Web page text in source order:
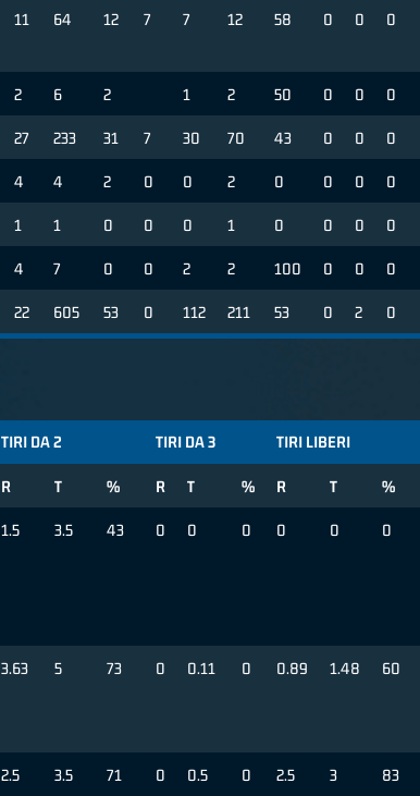
11 64 12 7 7 12 58 0 0 0
2 6 2 1 2 50 0 0 0
27 233 31 7 30 70 43 0 0 0
4 4 2 0 0 2 0 0 0 0
1 1 0 0 0 1 0 0 0 0
4 7 0 0 2 2 100 0 0 0
22 605 53 0 112 211 53 0 2 0
TIRI DA 2 TIRI DA 3 TIRI LIBERI
R T % R T % R T %
1.5 3.5 43 0 0 0 0 0 0
3.63 5 73 0 0.11 0 0.89 1.48 60
2.5 3.5 71 0 0.5 0 2.5 3 83